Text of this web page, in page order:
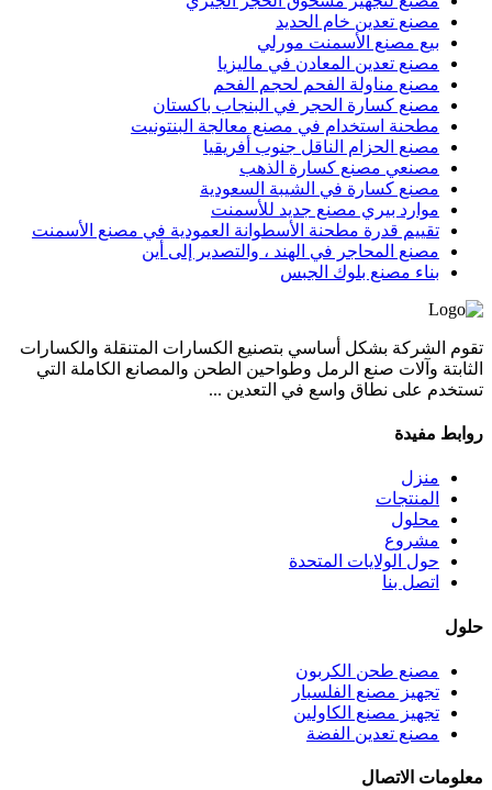
مصنع تعدين خام الحديد
بيع مصنع الأسمنت مورلي
مصنع تعدين المعادن في ماليزيا
مصنع مناولة الفحم لحجم الفحم
مصنع كسارة الحجر في البنجاب باكستان
مطحنة استخدام في مصنع معالجة البنتونيت
مصنع الحزام الناقل جنوب أفريقيا
مصنعي مصنع كسارة الذهب
مصنع كسارة في الشيبة السعودية
موارد بيري مصنع جديد للأسمنت
تقييم قدرة مطحنة الأسطوانة العمودية في مصنع الأسمنت
مصنع المحاجر في الهند ، والتصدير إلى أين
بناء مصنع بلوك الجبس
تقوم الشركة بشكل أساسي بتصنيع الكسارات المتنقلة والكسارات
الثابتة وآلات صنع الرمل وطواحين الطحن والمصانع الكاملة التي
تستخدم على نطاق واسع في التعدين ...
روابط مفيدة
منزل
المنتجات
محلول
مشروع
حول الولايات المتحدة
اتصل بنا
حلول
مصنع طحن الكربون
تجهيز مصنع الفلسبار
تجهيز مصنع الكاولين
مصنع تعدين الفضة
معلومات الاتصال